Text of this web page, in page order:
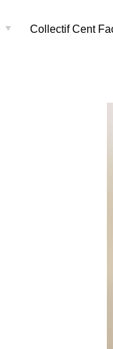
Collectif Cent